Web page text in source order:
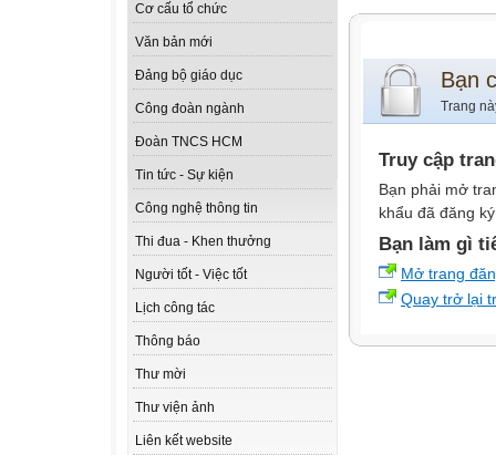
Cơ cấu tổ chức
Văn bản mới
Đảng bộ giáo dục
Công đoàn ngành
Đoàn TNCS HCM
Tin tức - Sự kiện
Công nghệ thông tin
Thi đua - Khen thưởng
Người tốt - Việc tốt
Lịch công tác
Thông báo
Thư mời
Thư viện ảnh
Liên kết website
Bạn
Trang
Truy cập
Bạn phải mở
khẩu đã đăng
Bạn làm gì
Mở trang
Quay trở lại